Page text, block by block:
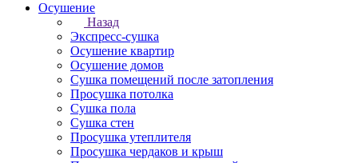
Осушение
Назад
Экспресс-сушка
Осушение квартир
Осушение домов
Сушка помещений после затопления
Просушка потолка
Сушка пола
Сушка стен
Просушка утеплителя
Просушка чердаков и крыш